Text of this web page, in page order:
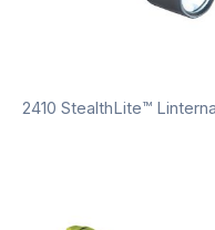
2410 StealthLite™ Linterna